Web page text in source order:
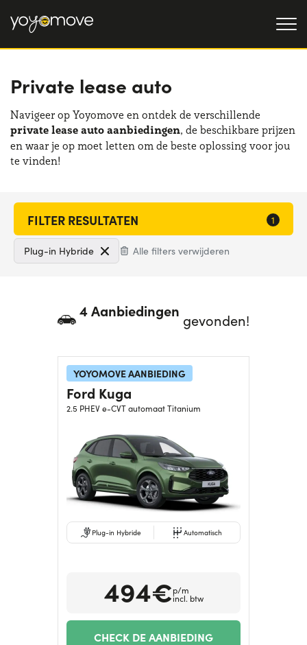
AUTO LEASE
AANBIEDINGEN
Particulieren
Bedrijven en zzp'ers
OCCASIONLEASE
AANBIEDINGEN
OVER ONS
Werken bij ons
HOE HET WERKT
Private lease auto
Navigeer op Yoyomove en ontdek de verschillende
private lease auto aanbiedingen, de beschikbare prijzen
en waar je op moet letten om de beste oplossing voor jou
te vinden!
Plug-in Hybride Alle filters verwijderen
4 Aanbiedingen gevonden!
YOYOMOVE AANBIEDING
Ford Kuga
2.5 PHEV e-CVT automaat Titanium
Plug-in Hybride Automatisch
494€p/m
incl. btw
CHECK DE AANBIEDING